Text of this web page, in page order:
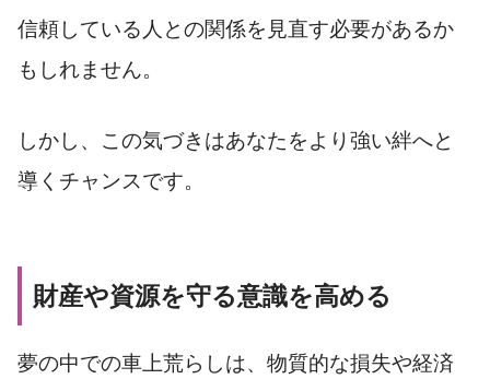
信頼している人との関係を見直す必要があるか
もしれません。
しかし、この気づきはあなたをより強い絆へと
導くチャンスです。
財産や資源を守る意識を高める
夢の中での車上荒らしは、物質的な損失や経済